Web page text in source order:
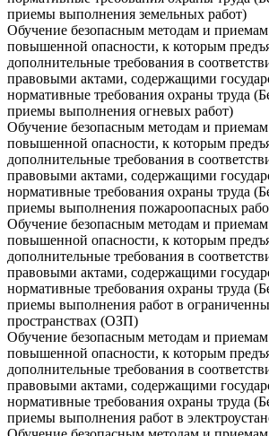
приемы выполнения земельных работ)
Обучение безопасным методам и
повышенной опасности, к которым
дополнительные требования в
правовыми актами, содержащими
нормативные требования охраны труда
приемы выполнения огневых работ)
Обучение безопасным методам и
повышенной опасности, к которым
дополнительные требования в
правовыми актами, содержащими
нормативные требования охраны труда
приемы выполнения пожароопасных
Обучение безопасным методам и
повышенной опасности, к которым
дополнительные требования в
правовыми актами, содержащими
нормативные требования охраны труда
приемы выполнения работ в
пространствах (ОЗП)
Обучение безопасным методам и
повышенной опасности, к которым
дополнительные требования в
правовыми актами, содержащими
нормативные требования охраны труда
приемы выполнения работ в